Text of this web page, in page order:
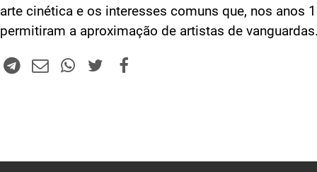
arte cinética e os interesses comuns que, nos anos
permitiram a aproximação de artistas de